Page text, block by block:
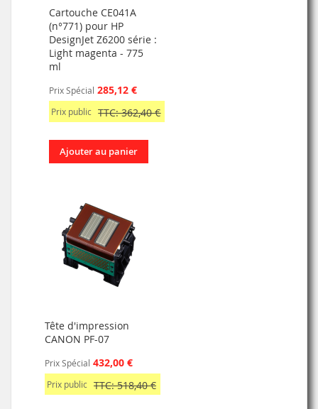
Cartouche CE041A
(n°771) pour HP
DesignJet Z6200 série :
Light magenta - 775
ml
Prix Spécial 285,12 €
Prix public TTC: 362,40 €
Ajouter au panier
Tête d'impression
CANON PF-07
Prix Spécial 432,00 €
Prix public TTC: 518,40 €